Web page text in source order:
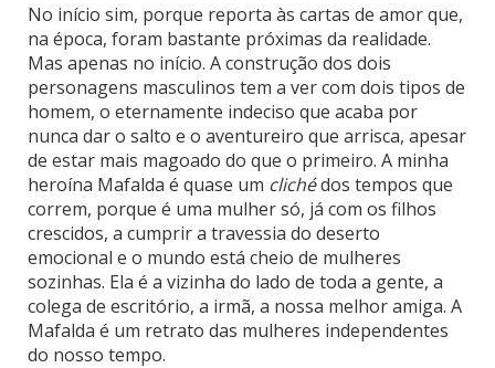
No início sim, porque reporta às cartas de amor que,
na época, foram bastante próximas da realidade.
Mas apenas no início. A construção dos dois
personagens masculinos tem a ver com dois tipos de
homem, o eternamente indeciso que acaba por
nunca dar o salto e o aventureiro que arrisca, apesar
de estar mais magoado do que o primeiro. A minha
heroína Mafalda é quase um clichédos tempos que
correm, porque é uma mulher só, já com os filhos
crescidos, a cumprir a travessia do deserto
emocional e o mundo está cheio de mulheres
sozinhas. Ela é a vizinha do lado de toda a gente, a
colega de escritório, a irmã, a nossa melhor amiga. A
Mafalda é um retrato das mulheres independentes
do nosso tempo.